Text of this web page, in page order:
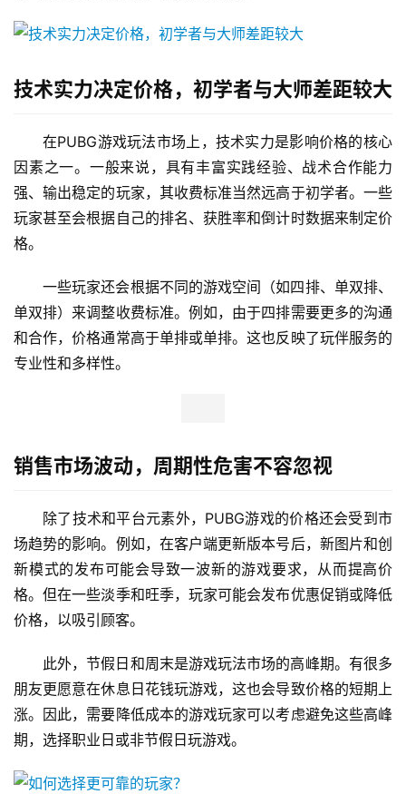
技术实力决定价格，初学者与大师差距较大
在PUBG游戏玩法市场上，技术实力是影响价格的核心
因素之一。一般来说，具有丰富实践经验、战术合作能力
强、输出稳定的玩家，其收费标准当然远高于初学者。一些
玩家甚至会根据自己的排名、获胜率和倒计时数据来制定价
格。
一些玩家还会根据不同的游戏空间（如四排、单双排、
单双排）来调整收费标准。例如，由于四排需要更多的沟通
和合作，价格通常高于单排或单排。这也反映了玩伴服务的
专业性和多样性。
销售市场波动，周期性危害不容忽视
除了技术和平台元素外，PUBG游戏的价格还会受到市
场趋势的影响。例如，在客户端更新版本号后，新图片和创
新模式的发布可能会导致一波新的游戏要求，从而提高价
格。但在一些淡季和旺季，玩家可能会发布优惠促销或降低
价格，以吸引顾客。
此外，节假日和周末是游戏玩法市场的高峰期。有很多
朋友更愿意在休息日花钱玩游戏，这也会导致价格的短期上
涨。因此，需要降低成本的游戏玩家可以考虑避免这些高峰
期，选择职业日或非节假日玩游戏。